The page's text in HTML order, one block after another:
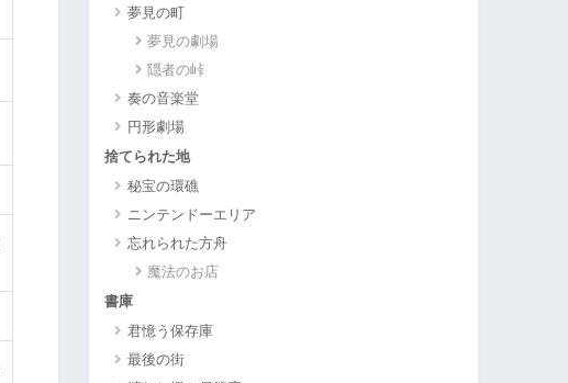
夢見の町
夢見の劇場
隠者の峠
奏の音楽堂
円形劇場
捨てられた地
秘宝の環礁
ニンテンドーエリア
忘れられた方舟
魔法のお店
書庫
君憶う保存庫
最後の街